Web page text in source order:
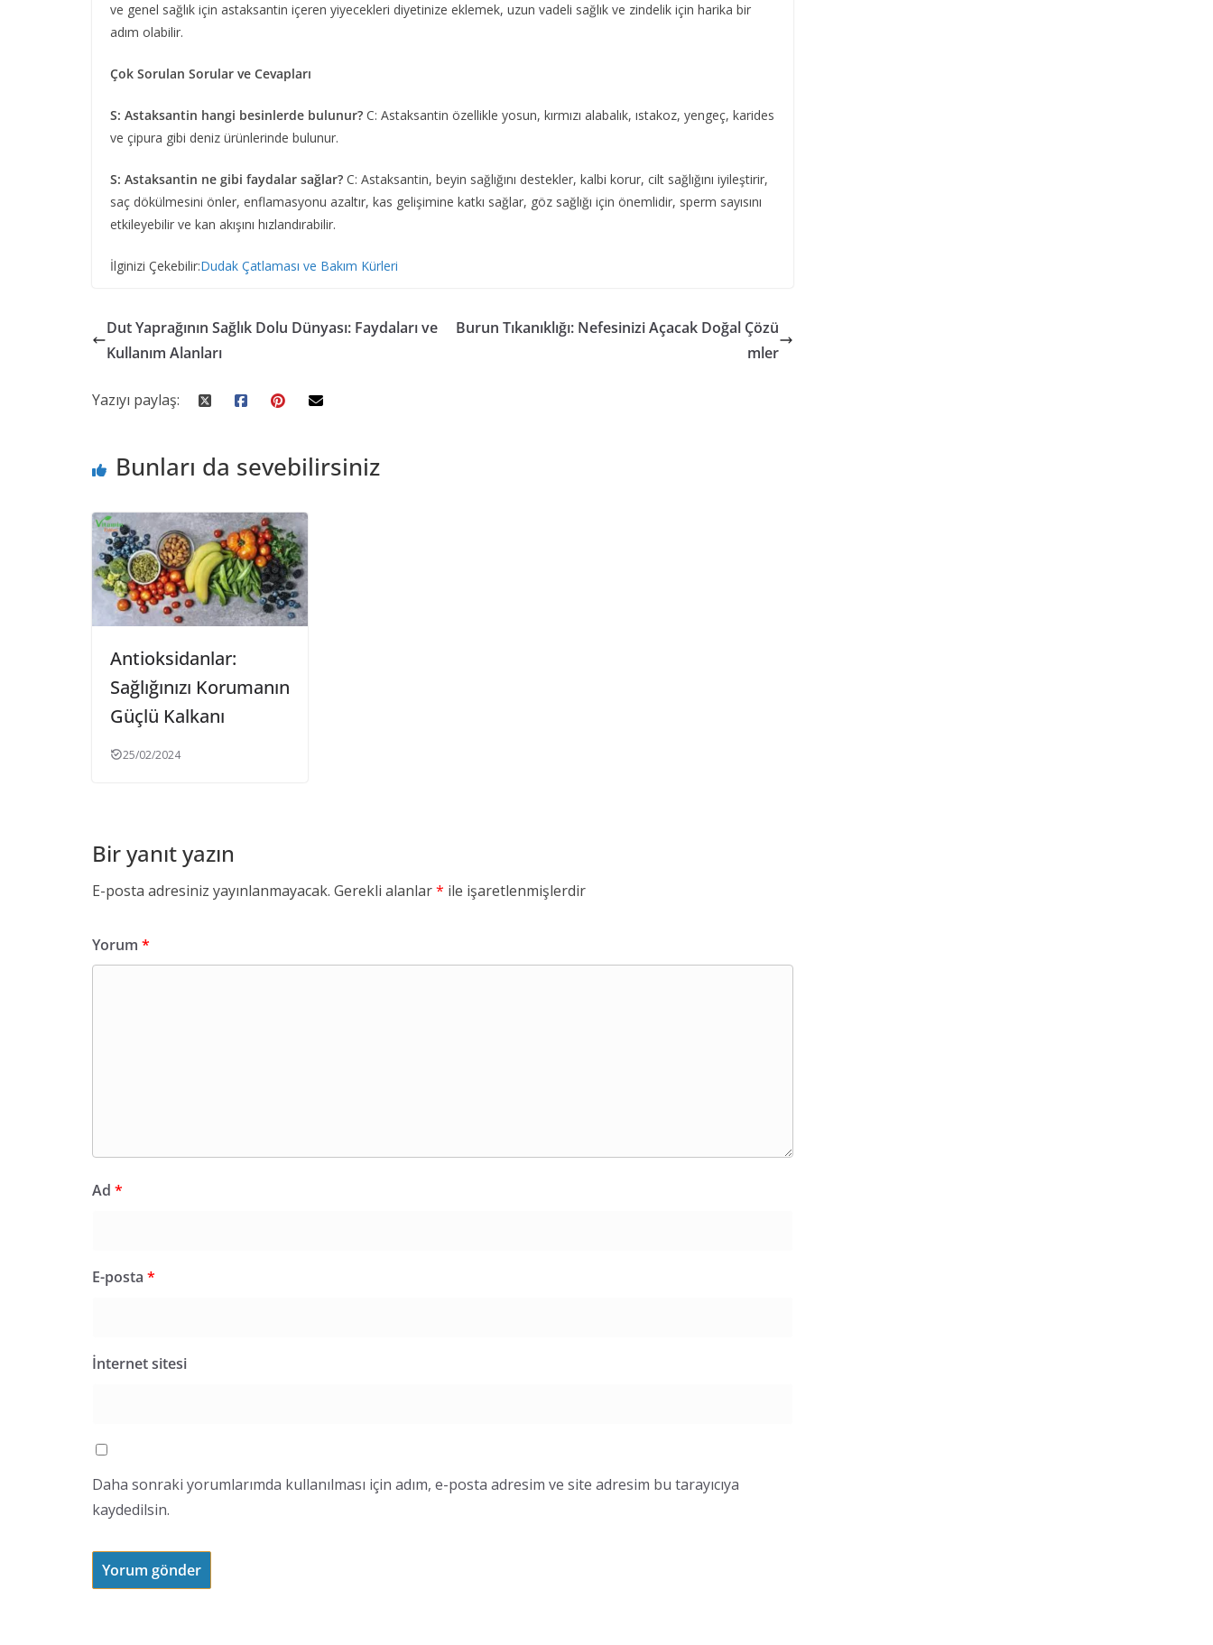
ve genel sağlık için astaksantin içeren yiyecekleri diyetinize eklemek, uzun vadeli sağlık ve zindelik için harika bir
adım olabilir.
Çok Sorulan Sorular ve Cevapları
S: Astaksantin hangi besinlerde bulunur? C: Astaksantin özellikle yosun, kırmızı alabalık, ıstakoz, yengeç, karides
ve çipura gibi deniz ürünlerinde bulunur.
S: Astaksantin ne gibi faydalar sağlar? C: Astaksantin, beyin sağlığını destekler, kalbi korur, cilt sağlığını iyileştirir,
saç dökülmesini önler, enflamasyonu azaltır, kas gelişimine katkı sağlar, göz sağlığı için önemlidir, sperm sayısını
etkileyebilir ve kan akışını hızlandırabilir.
İlginizi Çekebilir:Dudak Çatlaması ve Bakım Kürleri
Dut Yaprağının Sağlık Dolu Dünyası: Faydaları ve
Kullanım Alanları
Burun Tıkanıklığı: Nefesinizi Açacak Doğal Çözü
mler
Yazıyı paylaş:
Bunları da sevebilirsiniz
Antioksidanlar:
Sağlığınızı Korumanın
Güçlü Kalkanı
25/02/2024
Bir yanıt yazın
E-posta adresiniz yayınlanmayacak. Gerekli alanlar* ile işaretlenmişlerdir
Yorum *
Ad *
E-posta *
İnternet sitesi
Daha sonraki yorumlarımda kullanılması için adım, e-posta adresim ve site adresim bu tarayıcıya
kaydedilsin.